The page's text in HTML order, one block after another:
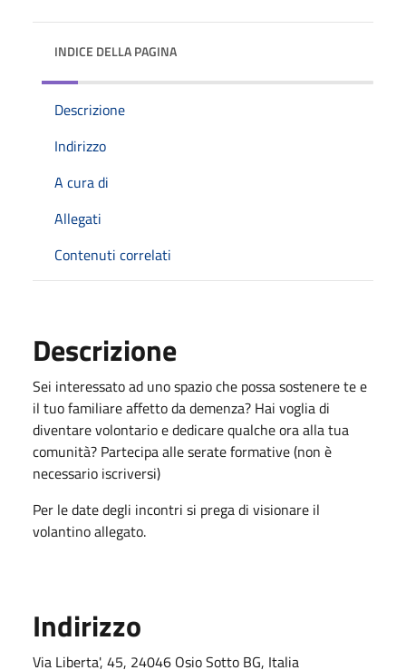
INDICE DELLA PAGINA
Descrizione
Indirizzo
A cura di
Allegati
Contenuti correlati
Descrizione
Sei interessato ad uno spazio che possa sostenere te e
il tuo familiare affetto da demenza? Hai voglia di
diventare volontario e dedicare qualche ora alla tua
comunità? Partecipa alle serate formative (non è
necessario iscriversi)
Per le date degli incontri si prega di visionare il
volantino allegato.
Indirizzo
Via Liberta', 45, 24046 Osio Sotto BG, Italia